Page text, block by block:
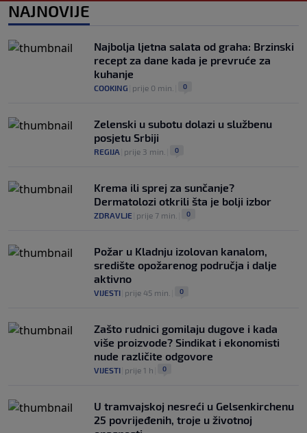
NAJNOVIJE
Najbolja ljetna salata od graha: Brzinski
recept za dane kada je prevruće za
kuhanje
COOKING prije 0 min. 0
Zelenski u subotu dolazi u službenu
posjetu Srbiji
REGIJA prije 3 min. 0
Krema ili sprej za sunčanje?
Dermatolozi otkrili šta je bolji izbor
ZDRAVLJE prije 7 min. 0
Požar u Kladnju izolovan kanalom,
središte opožarenog područja i dalje
aktivno
VIJESTI prije 45 min. 0
Zašto rudnici gomilaju dugove i kada
više proizvode? Sindikat i ekonomisti
nude različite odgovore
VIJESTI prije 1 h 0
U tramvajskoj nesreći u Gelsenkirchenu
25 povrijeđenih, troje u životnoj